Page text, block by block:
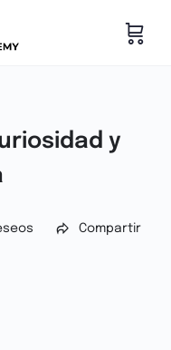
y
Compartir